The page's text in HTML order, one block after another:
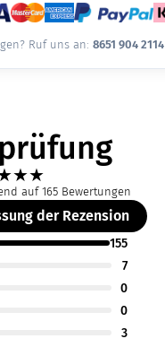
Ruf uns an: 8651 904 2114
★★
auf 165 Bewertungen
der Rezension
155
7
0
0
3